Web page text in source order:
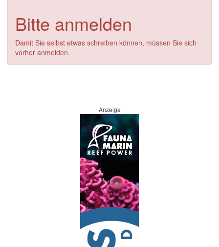
Bitte anmelden
Damit Sie selbst etwas schreiben können, müssen Sie sich
vorher anmelden.
Anzeige